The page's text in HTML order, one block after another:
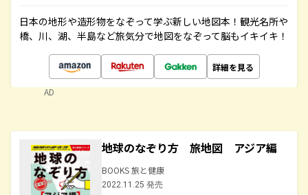
日本の地形や造形物をなぞって学ぶ新しい地図本！観光名所や
橋、川、湖、半島など旅気分で地図をなぞって脳もイキイキ！
詳細を見る
AD
地球のなぞり方 旅地図 アジア編
BOOKS 旅と健康
2022.11.25 発売